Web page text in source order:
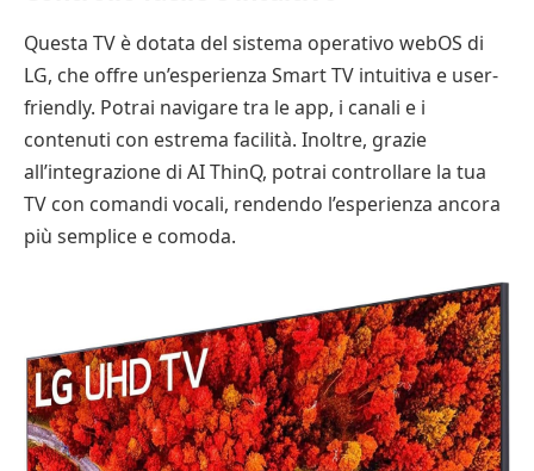
Questa TV è dotata del sistema operativo webOS di
LG, che offre un’esperienza Smart TV intuitiva e user-
friendly. Potrai navigare tra le app, i canali e i
contenuti con estrema facilità. Inoltre, grazie
all’integrazione di AI ThinQ, potrai controllare la tua
TV con comandi vocali, rendendo l’esperienza ancora
più semplice e comoda.